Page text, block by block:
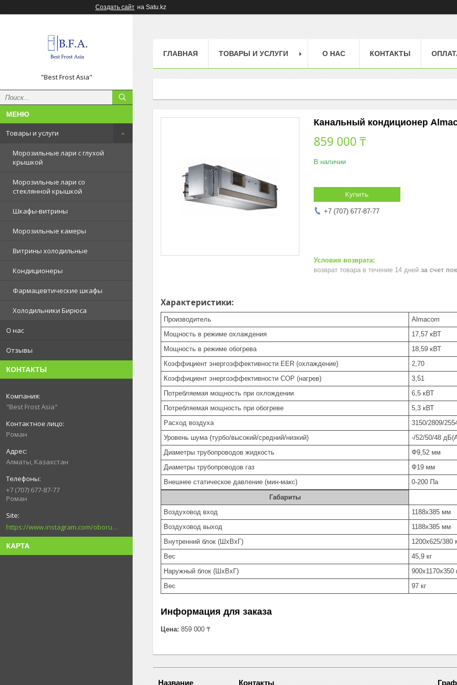
Создать сайт на Satu.kz
"Best Frost Asia"
Товары и услуги
Морозильные лари с глухой
крышкой
Морозильные лари со
стеклянной крышкой
Шкафы-витрины
Морозильные камеры
Витрины холодильные
Кондиционеры
Фармацевтические шкафы
Холодильники Бирюса
О нас
Отзывы
КОНТАКТЫ
"Best Frost Asia"
Роман
Алматы, Казахстан
+7 (707) 677-87-77
Роман
https://www.instagram.com/oborudovanie.magametov/?hl=ru
КАРТА
ГЛАВНАЯ ТОВАРЫ И УСЛУГИ О НАС КОНТАКТЫ
Канальный кондиционер
859 000 ₸
В наличии
Купить
+7 (707) 677-87-77
возврат товара в течение 14 дней за счет
Характеристики:
Производитель
Almacom
Мощность в режиме охлаждения
17,57 кВТ
Мощность в режиме обогрева
18,59 кВТ
Коэффициент энергоэффективности EER (охлаждение)
2,70
Коэффициент энергоэффективности COP (нагрев)
3,51
Потребляемая мощность при охлождении
6,5 кВТ
Потребляемая мощность при обогреве
5,3 кВТ
Расход воздуха
3150/2809/
Уровень шума (турбо/высокий/средний/низкий)
-/52/50/48
Диаметры трубопроводов жидкость
Ф9,52 мм
Диаметры трубопроводов газ
Ф19 мм
Внешнее статическое давление (мин-макс)
0-200 Па
Габариты
Воздуховод вход
1188х385 мм
Воздуховод выход
1188х385 мм
Внутренний блок (ШxВxГ)
1200х625/380
Вес
45,9 кг
Наружный блок (ШxВxГ)
900х1170х350
Вес
97 кг
Информация для заказа
Цена: 859 000 ₸